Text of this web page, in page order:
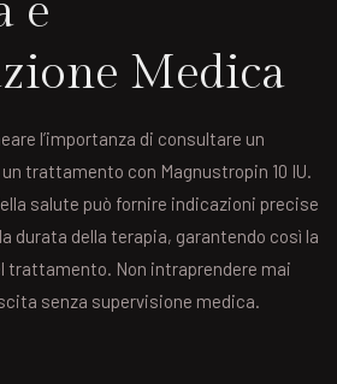
e
Medica
l’importanza di consultare un
trattamento con Magnustropin 10 IU.
salute può fornire indicazioni precise
durata della terapia, garantendo così la
trattamento. Non intraprendere mai
senza supervisione medica.